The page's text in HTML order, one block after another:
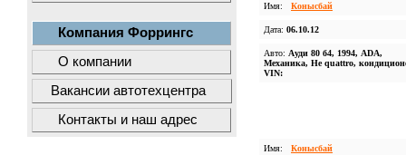
Компания Форрингс
О компании
Вакансии автотехцентра
Контакты и наш адрес
Имя: Конысбай
Дата: 06.10.12
Авто: Ауди 80 б4, 1994, ADA,
Механика, Не quattro,
VIN:
Имя: Конысбай